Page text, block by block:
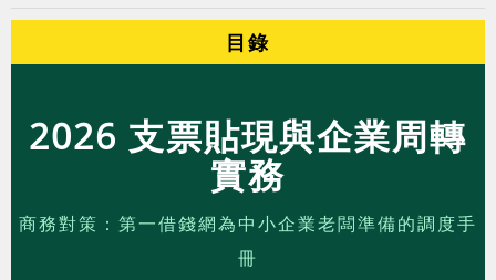
目錄
2026 支票貼現與企業周轉
實務
商務對策：第一借錢網為中小企業老闆準備的調度手
冊